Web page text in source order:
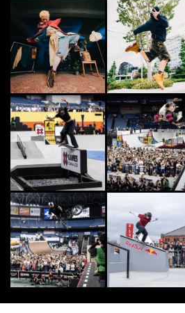
CLIMB
楢﨑明智
SC世界
6 SKATE
ビー「
スト・...
7
世界のサ
ーフィン